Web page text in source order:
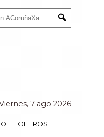
Submit
7 ago 2026
OLEIROS